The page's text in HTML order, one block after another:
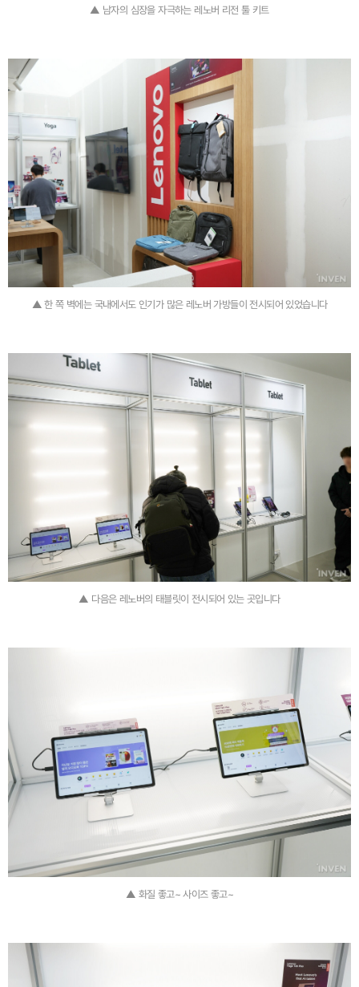
▲ 남자의 심장을 자극하는 레노버 리전 툴 키트
▲ 한 쪽 벽에는 국내에서도 인기가 많은 레노버 가방들이 전시되어 있었습니다
▲ 다음은 레노버의 태블릿이 전시되어 있는 곳입니다
▲ 화질 좋고~ 사이즈 좋고~